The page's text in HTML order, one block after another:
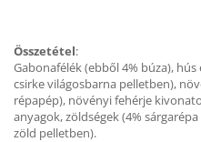
Összetétel:
Gabonafélék (ebből 4% búza),
csirke világosbarna pelletben),
répapép), növényi fehérje
anyagok, zöldségek (4%
zöld pelletben).